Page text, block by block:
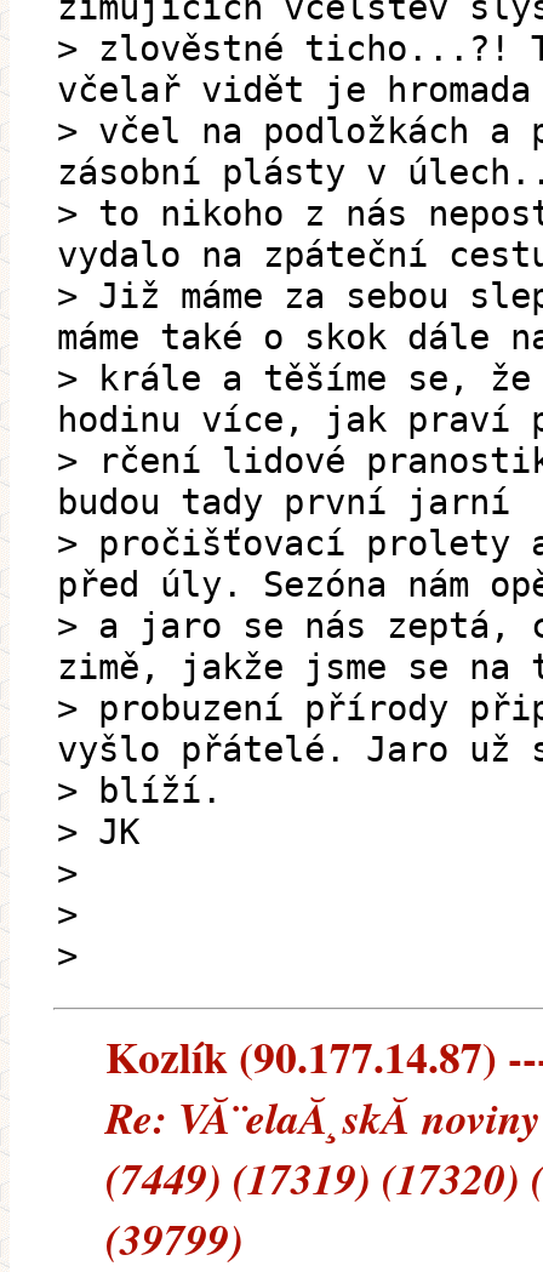
> zlověstné ticho...?!
včelař vidět je hromada
> včel na podložkách a
zásobní plásty v
> to nikoho z nás
vydalo na zpáteční
> Již máme za sebou
máme také o skok dále
> krále a těšíme se, že
hodinu více, jak praví
> rčení lidové
budou tady první jarní
> pročišťovací prolety
před úly. Sezóna nám
> a jaro se nás zeptá,
zimě, jakže jsme se na
> probuzení přírody
vyšlo přátelé. Jaro už
> blíží.
> JK
>
>
>
Kozlík (90.177.14.87)
Re: VĂ¨elaĂ¸skĂ
(7449) (17319) (17320)
(39799)